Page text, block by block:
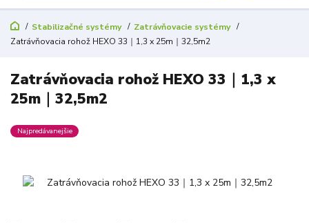
Stabilizačné systémy
Zatrávňovacie systémy
Zatrávňovacia rohož HEXO 33｜1,3 x 25m｜32,5m2
Zatrávňovacia rohož HEXO 33｜1,3 x
25m｜32,5m2
Najpredávanejšie